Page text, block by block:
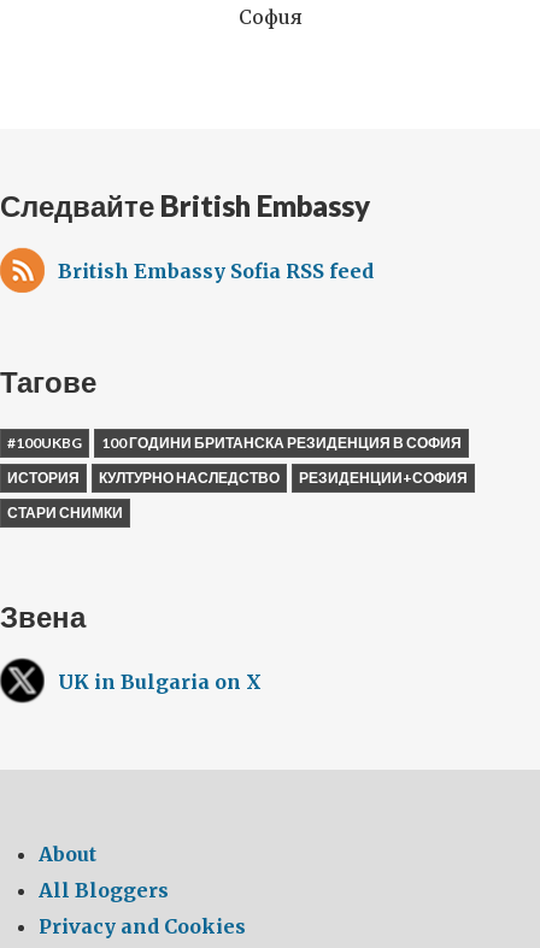
София
Следвайте British Embassy
British Embassy Sofia RSS feed
Тагове
#100UKBG
100 ГОДИНИ БРИТАНСКА РЕЗИДЕНЦИЯ В СОФИЯ
ИСТОРИЯ
КУЛТУРНО НАСЛЕДСТВО
РЕЗИДЕНЦИИ+СОФИЯ
СТАРИ СНИМКИ
Звена
UK in Bulgaria on X
About
All Bloggers
Privacy and Cookies